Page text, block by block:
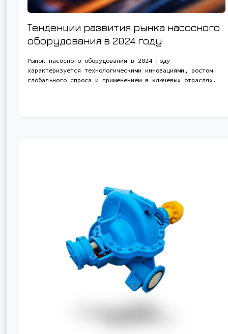
Тенденции развития рынка насосного
оборудования в 2024 году
Рынок насосного оборудования в 2024 году
характеризуется технологическими инновациями, ростом
глобального спроса и применением в ключевых отраслях.